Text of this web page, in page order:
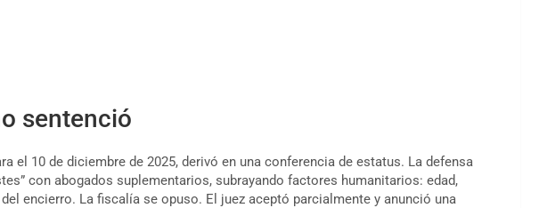
sentenció
el 10 de diciembre de 2025, derivó en una conferencia de estatus. La defensa
con abogados suplementarios, subrayando factores humanitarios: edad,
encierro. La fiscalía se opuso. El juez aceptó parcialmente y anunció una